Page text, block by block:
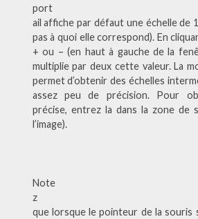
port
ail affiche par défaut une échelle de
pas à quoi elle correspond). En
+ ou – (en haut à gauche de la
multiplie par deux cette valeur. La
permet d’obtenir des échelles
assez peu de précision. Pour
précise, entrez la dans la zone de
l’image).
Note
z
que lorsque le pointeur de la souris